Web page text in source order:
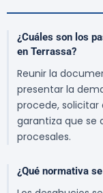
¿Cuáles son los
en Terrassa?
Reunir la
presentar la
procede,
garantiza que se
procesales.
¿Qué normativa